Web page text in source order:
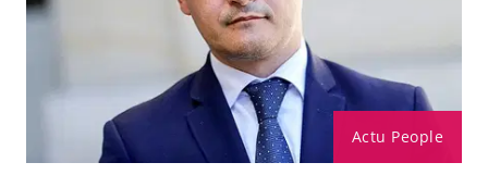
Actu People